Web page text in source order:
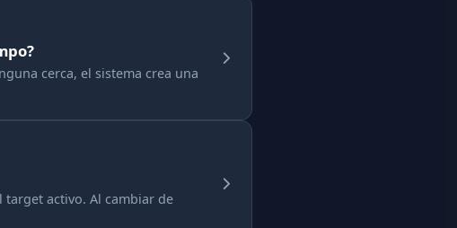
cerca, el sistema crea una
target activo. Al cambiar de